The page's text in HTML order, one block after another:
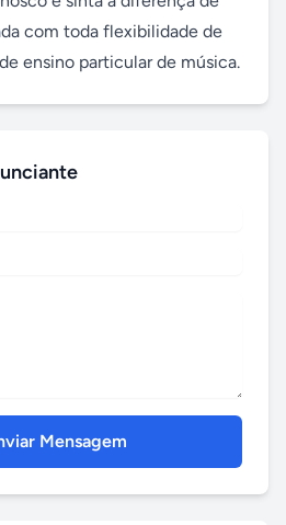
com toda flexibilidade de
ensino particular de música.
Mensagem